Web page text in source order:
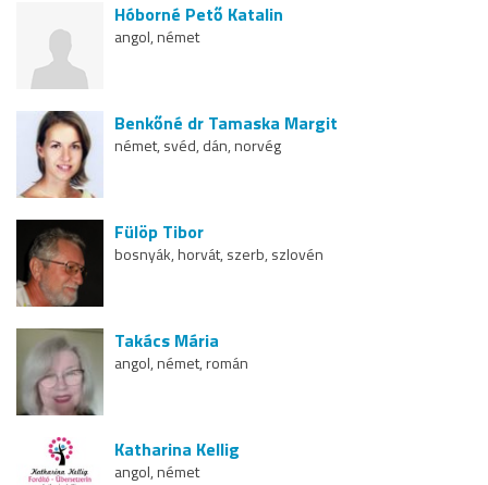
Hóborné Pető Katalin
angol, német
Benkőné dr Tamaska Margit
német, svéd, dán, norvég
Fülöp Tibor
bosnyák, horvát, szerb, szlovén
Takács Mária
angol, német, román
Katharina Kellig
angol, német